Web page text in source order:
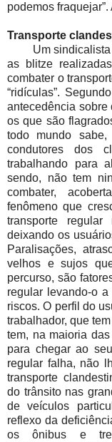
podemos
Transporte
Um sindicalista
as blitze
combater o
“ridículas”.
antecedência sobre
os que são
todo mundo
condutores dos
trabalhando para
sendo, não tem
combater,
fenômeno que
transporte
deixando os
Paralisações,
velhos e sujos
percurso, são
regular levando-o
riscos. O perfil do
trabalhador, que
tem, na maioria
para chegar ao
regular falha, não
transporte
do trânsito nas
de veículos
reflexo da
os ônibus e